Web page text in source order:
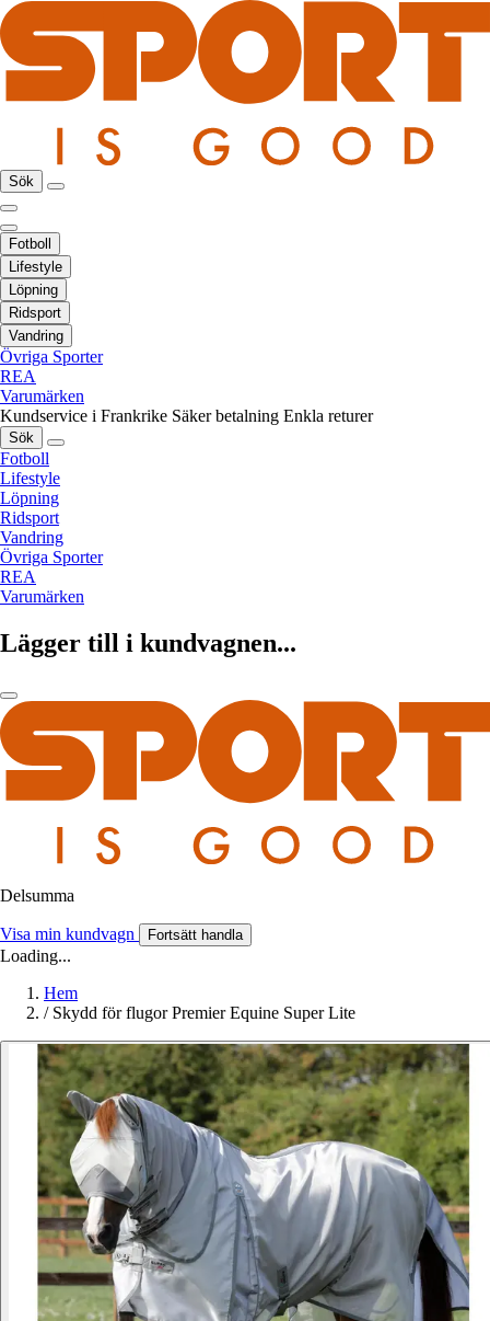
Sök
Fotboll
Lifestyle
Löpning
Ridsport
Vandring
Övriga Sporter
REA
Varumärken
Kundservice i Frankrike Säker betalning Enkla returer
Sök
Fotboll
Lifestyle
Löpning
Ridsport
Vandring
Övriga Sporter
REA
Varumärken
Lägger till i kundvagnen...
Delsumma
Visa min kundvagn Fortsätt handla
Loading...
Hem
/ Skydd för flugor Premier Equine Super Lite